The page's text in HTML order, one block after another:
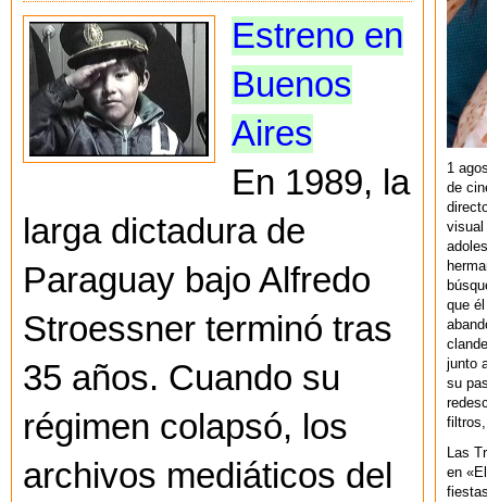
Estreno en
Buenos
Aires
En 1989, la
larga dictadura de
Paraguay bajo Alfredo
Stroessner terminó tras
35 años. Cuando su
régimen colapsó, los
archivos mediáticos del
1
de
visual
que
junto
su
filtros,
Las
en